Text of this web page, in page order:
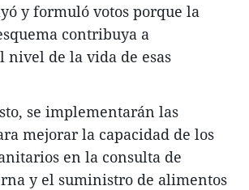
y formuló votos porque la
contribuya a
nivel de la vida de esas
se implementarán las
mejorar la capacidad de los
en la consulta de
y el suministro de alimentos